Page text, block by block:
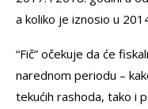
a koliko je iznosio u
“Fič” očekuje da će
narednom periodu –
tekućih rashoda, tako i